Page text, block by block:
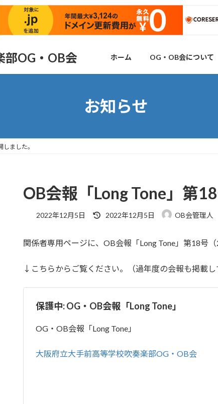
部OG・OB会 ホーム OG・OB会について
お知らせ
ました。
OB会報「Long Tone」第
2022年12月5日
最
新
時
:
2022年12月5日 OB会管理人
関係者専用ページに、OB会報「Long Tone」第18号
↓こちらからご覧ください。（過年度の会報も掲載し
保護中: OG・OB会報「Long Tone」
OG・OB会報「Long Tone」
大阪府立大手前高等学校吹奏楽部OG・OB会